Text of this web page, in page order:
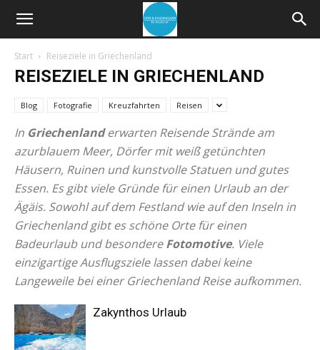
Start Reiseziele in Griechenland
REISEZIELE IN GRIECHENLAND
Blog Fotografie Kreuzfahrten Reisen
In Griechenlanderwarten Reisende Strände am
azurblauem Meer, Dörfer mit weiß getünchten
Häusern, Ruinen und kunstvolle Statuen und gutes
Essen. Es gibt viele Gründe für einen Urlaub an der
Ägäis. Sowohl auf dem Festland wie auf den Inseln in
Griechenland gibt es schöne Orte für einen
Badeurlaub und besondereFotomotive. Viele
einzigartigeAusflugszielelassen dabei keine
Langeweile bei einer Griechenland Reise aufkommen.
Zakynthos Urlaub